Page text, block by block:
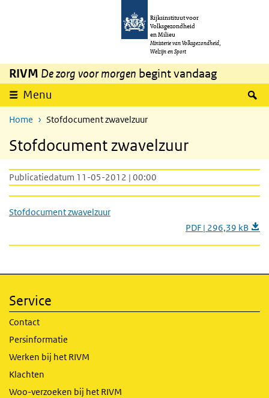
Overslaan en naar de inhoud gaan
Rijksinstituut voor
Volksgezondheid
en Milieu
Ministerie van Volksgezondheid,
Welzijn en Sport
RIVM De zorg voor morgen begint vandaag
Menu
Home Stofdocument zwavelzuur
Stofdocument zwavelzuur
Publicatiedatum 11-05-2012 | 00:00
Stofdocument zwavelzuur
PDF | 296,39 kB
Service
Contact
Persinformatie
Werken bij het RIVM
Klachten
Woo-verzoeken bij het RIVM